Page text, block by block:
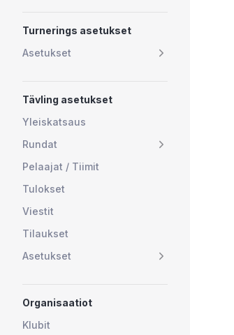
Turnerings asetukset
Asetukset
Tävling asetukset
Yleiskatsaus
Rundat
Pelaajat / Tiimit
Tulokset
Viestit
Tilaukset
Asetukset
Organisaatiot
Klubit